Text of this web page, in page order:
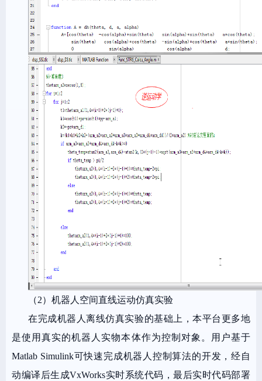
（2）机器人空间直线运动仿真实验
在完成机器人离线仿真实验的基础上，本平台更多地
是使用真实的机器人实物本体作为控制对象。用户基于
Matlab Simulink可快速完成机器人控制算法的开发，经自
动编译后生成VxWorks实时系统代码，最后实时代码部署